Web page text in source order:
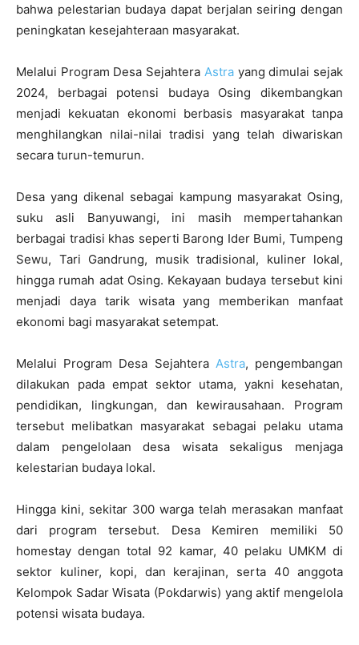
bahwa pelestarian budaya dapat berjalan seiring dengan
peningkatan kesejahteraan masyarakat.
Melalui Program Desa Sejahtera Astrayang dimulai sejak
2024, berbagai potensi budaya Osing dikembangkan
menjadi kekuatan ekonomi berbasis masyarakat tanpa
menghilangkan nilai-nilai tradisi yang telah diwariskan
secara turun-temurun.
Desa yang dikenal sebagai kampung masyarakat Osing,
suku asli Banyuwangi, ini masih mempertahankan
berbagai tradisi khas seperti Barong Ider Bumi, Tumpeng
Sewu, Tari Gandrung, musik tradisional, kuliner lokal,
hingga rumah adat Osing. Kekayaan budaya tersebut kini
menjadi daya tarik wisata yang memberikan manfaat
ekonomi bagi masyarakat setempat.
Melalui Program Desa Sejahtera Astra, pengembangan
dilakukan pada empat sektor utama, yakni kesehatan,
pendidikan, lingkungan, dan kewirausahaan. Program
tersebut melibatkan masyarakat sebagai pelaku utama
dalam pengelolaan desa wisata sekaligus menjaga
kelestarian budaya lokal.
Hingga kini, sekitar 300 warga telah merasakan manfaat
dari program tersebut. Desa Kemiren memiliki 50
homestay dengan total 92 kamar, 40 pelaku UMKM di
sektor kuliner, kopi, dan kerajinan, serta 40 anggota
Kelompok Sadar Wisata (Pokdarwis) yang aktif mengelola
potensi wisata budaya.